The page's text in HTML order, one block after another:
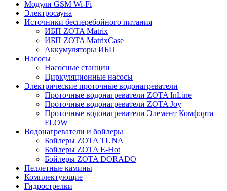
Модули GSM Wi-Fi
Электросауна
Источники бесперебойного питания
ИБП ZOTA Matrix
ИБП ZOTA MatrixCase
Аккумуляторы ИБП
Насосы
Насосные станции
Циркуляционные насосы
Электрические проточные водонагреватели
Проточные водонагреватели ZOTA InLine
Проточные водонагреватели ZOTA Joy
Проточные водонагреватели Элемент Комфорта
FLOW
Водонагреватели и бойлеры
Бойлеры ZOTA TUNA
Бойлеры ZOTA E-Hot
Бойлеры ZOTA DORADO
Пеллетные камины
Комплектующие
Гидрострелки